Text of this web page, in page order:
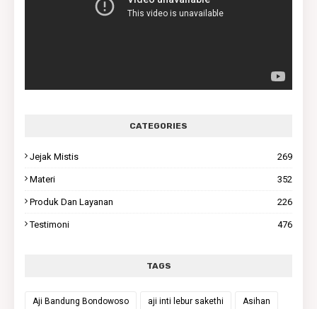
CATEGORIES
Jejak Mistis 269
Materi 352
Produk Dan Layanan 226
Testimoni 476
TAGS
Aji Bandung Bondowoso aji inti lebur sakethi Asihan